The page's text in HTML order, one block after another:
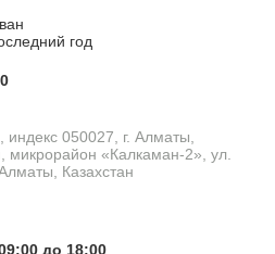
год
индекс 050027, г. Алматы,
микрорайон «Калкаман-2», ул.
Казахстан
до 18:00